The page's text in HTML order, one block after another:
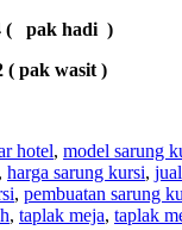
( pak hadi )
pak wasit )
hotel, model sarung
, harga sarung kursi,
, pembuatan sarung
, taplak meja, taplak